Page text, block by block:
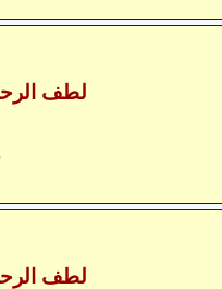
- لطف
- لطف